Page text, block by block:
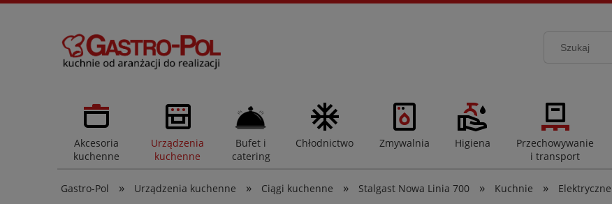
Akcesoria
kuchenne
Urządzenia
kuchenne
Bufet i
catering
Chłodnictwo Zmywalnia Higiena
Przechowywanie
i transport
Gastro-Pol » Urządzenia kuchenne » Ciągi kuchenne » Stalgast Nowa Linia 700 » Kuchnie » Elektryczne